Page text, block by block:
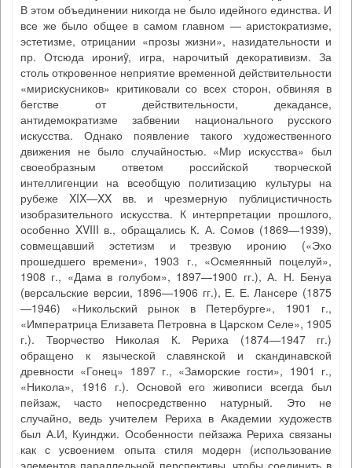
В этом объединении никогда не было идейного единства. И
все же было общее в самом главном — аристократизме,
эстетизме, отрицании «прозы жизни», назидательности и
пр. Отсюда ирониÿ, игра, нарочитый декоративизм. За
столь откровенное неприятие временной действительности
«мирискусников» критиковали со всех сторон, обвиняя в
бегстве от действительности, декадансе,
антидемократизме забвении национального русского
искусства. Однако появление такого художественного
движения не было случайностью. «Мир искусства» был
своеобразным ответом российской творческой
интеллигенции на всеобщую политизацию культуры на
рубеже XIX—XX вв. и чрезмерную публицистичность
изобразительного искусства. К интерпретации прошлого,
особенно XVIII в., обращались К. А. Сомов (1869—1939),
совмещавший эстетизм и трезвую иронию («Эхо
прошедшего времени», 1903 г., «Осмеянный поцелуй»,
1908 г., «Дама в голубом», 1897—1900 гг.), А. Н. Бенуа
(версальские версии, 1896—1906 гг.), Е. Е. Лансере (1875
—1946) «Никольский рынок в Петербурге», 1901 г.,
«Императрица Елизавета Петровна в Царском Селе», 1905
г.). Творчество Николая К. Рериха (1874—1947 гг.)
обращено к языческой славянской и скандинавской
древности «Гонец» 1897 г., «Заморские гости», 1901 г.,
«Никола», 1916 г.). Основой его живописи всегда был
пейзаж, часто непосредственно натурный. Это не
случайно, ведь учителем Рериха в Академии художеств
был А.И, Куинджи. Особенности пейзажа Рериха связаны
как с усвоением опыта стиля модерн (использование
элементов параллельной перспективы, чтобы соединить в